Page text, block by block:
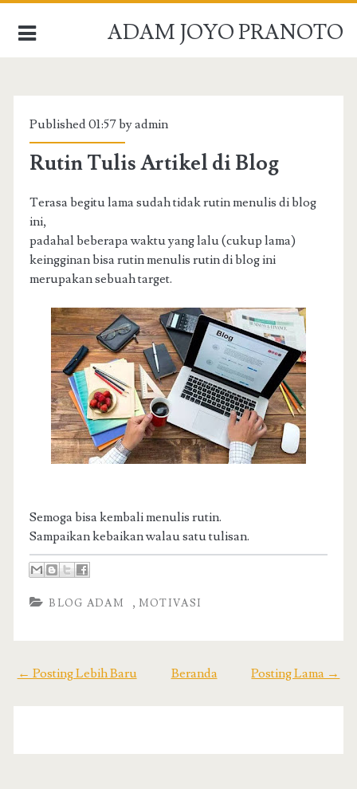
ADAM JOYO PRANOTO
HUBUNGI
Published 01:57 by admin
Rutin Tulis Artikel di Blog
Terasa begitu lama sudah tidak rutin menulis di blog
ini,
padahal beberapa waktu yang lalu (cukup lama)
keingginan bisa rutin menulis rutin di blog ini
merupakan sebuah target.
Semoga bisa kembali menulis rutin.
Sampaikan kebaikan walau satu tulisan.
BLOG ADAM , MOTIVASI
← Posting Lebih Baru Posting Lama →
Beranda